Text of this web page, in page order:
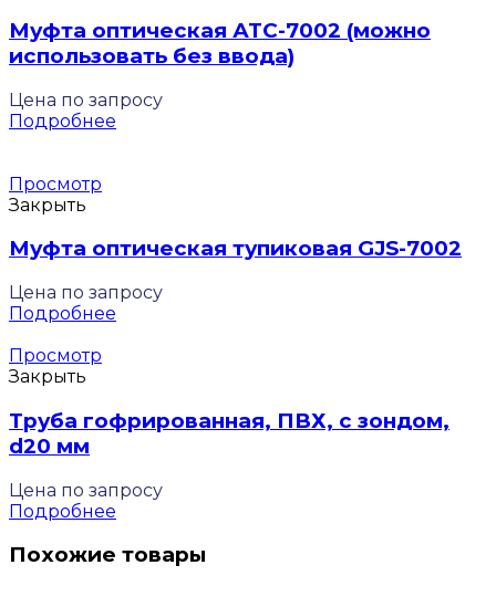
Муфта оптическая АТС-7002 (можно
использовать без ввода)
Цена по запросу
Подробнее
Просмотр
Закрыть
Муфта оптическая тупиковая GJS-7002
Цена по запросу
Подробнее
Просмотр
Закрыть
Труба гофрированная, ПВХ, с зондом,
d20 мм
Цена по запросу
Подробнее
Похожие товары